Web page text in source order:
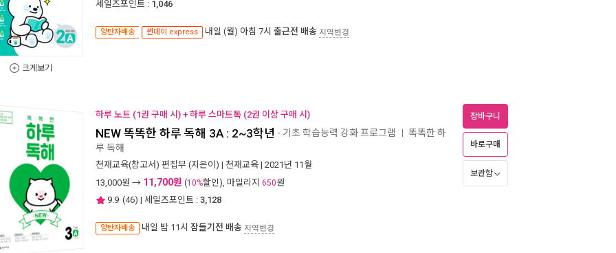
크게보기
세일즈포인트 : 1,046
양탄자배송 썬데이 express 내일 (월) 아침 7시 출근전 배송 지역변경
하루 노트 (1권 구매 시) + 하루 스마트톡 (2권 이상 구매 시)
NEW 똑똑한 하루 독해 3A : 2~3학년 - 기초 학습능력 강화 프로그램 똑똑한 하
루 독해
천재교육(참고서) 편집부 (지은이) | 천재교육 | 2021년 11월
13,000원 → 11,700원 (10%할인), 마일리지 650원
9.9 (46) | 세일즈포인트 : 3,128
양탄자배송 내일 밤 11시 잠들기전 배송 지역변경
장바구니
바로구매
보관함